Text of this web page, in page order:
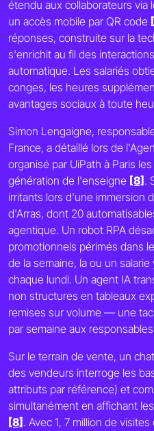
étendu aux collaborateurs
un accès mobile par QR code
réponses, construite sur la
s'enrichit au fil des
automatique. Les salariés
conges, les heures
avantages sociaux à toute
Simon Lengaigne,
France, a détaillé lors de
organisé par UiPath à Paris
génération de l'enseigne [8] .
irritants lors d'une immersion
d'Arras, dont 20
agentique. Un robot RPA
promotionnels périmés dans
de la semaine, la ou un
chaque lundi. Un agent IA
non structures en tableaux
remises sur volume — une
par semaine aux
Sur le terrain de vente, un
des vendeurs interroge les
attributs par référence) et
simultanément en affichant
[8] . Avec 1, 7 million de